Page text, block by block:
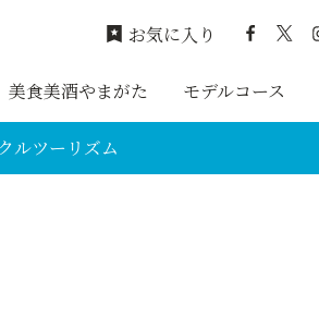
美食美酒やまがた モデルコース
お気に入り
ルツーリズム